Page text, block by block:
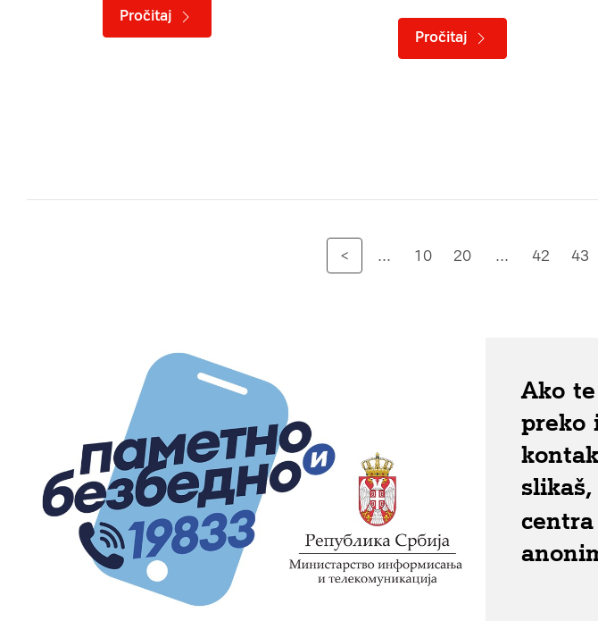
Pročitaj
Pročitaj
< ... 10 20 ... 42 43
Ako
preko